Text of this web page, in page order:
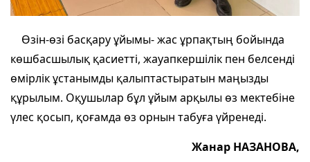
Өзін-өзі басқару ұйымы- жас ұрпақтың бойында
көшбасшылық қасиетті, жауапкершілік пен белсенді
өмірлік ұстанымды қалыптастыратын маңызды
құрылым. Оқушылар бұл ұйым арқылы өз мектебіне
үлес қосып, қоғамда өз орнын табуға үйренеді.
Жанар НАЗАНОВА,